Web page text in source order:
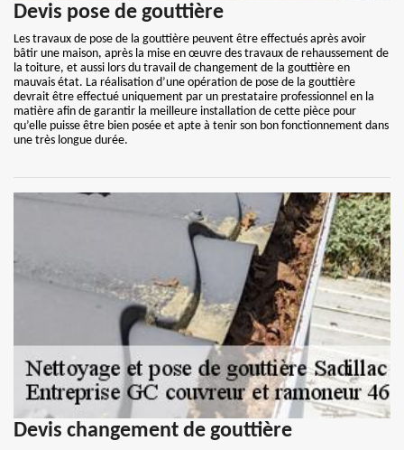
Devis pose de gouttière
Les travaux de pose de la gouttière peuvent être effectués après avoir
bâtir une maison, après la mise en œuvre des travaux de rehaussement de
la toiture, et aussi lors du travail de changement de la gouttière en
mauvais état. La réalisation d’une opération de pose de la gouttière
devrait être effectué uniquement par un prestataire professionnel en la
matière afin de garantir la meilleure installation de cette pièce pour
qu’elle puisse être bien posée et apte à tenir son bon fonctionnement dans
une très longue durée.
Devis changement de gouttière